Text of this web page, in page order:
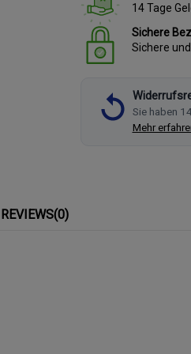
14 Tage
Sichere
Sichere
Sie haben
Mehr
REVIEWS(0)